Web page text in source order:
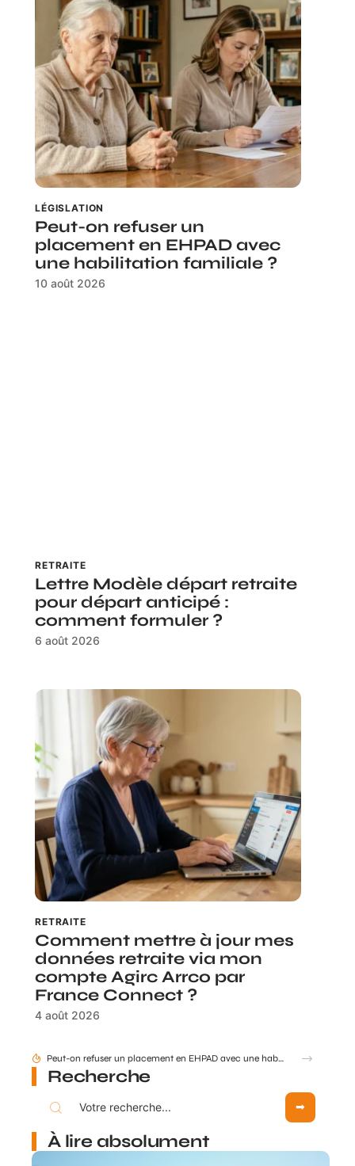
LÉGISLATION
Peut-on refuser un
placement en EHPAD avec
une habilitation familiale ?
10 août 2026
RETRAITE
Lettre Modèle départ retraite
pour départ anticipé :
comment formuler ?
6 août 2026
RETRAITE
Comment mettre à jour mes
données retraite via mon
compte Agirc Arrco par
France Connect ?
4 août 2026
Peut-on refuser un placement en EHPAD avec une habilitation familiale ?
Recherche
À lire absolument